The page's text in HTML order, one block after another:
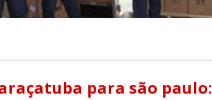
para são paulo: